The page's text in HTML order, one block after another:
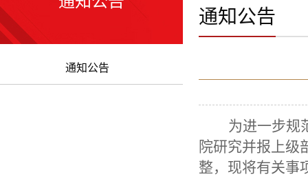
通知公告
通知公告
为进一步规
院研究并报上级
整，现将有关事